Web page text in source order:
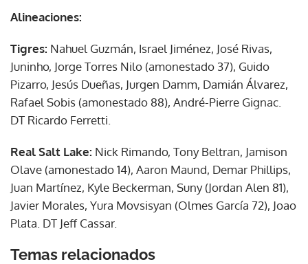
Alineaciones:
Tigres: Nahuel Guzmán, Israel Jiménez, José Rivas,
Juninho, Jorge Torres Nilo (amonestado 37), Guido
Pizarro, Jesús Dueñas, Jurgen Damm, Damián Álvarez,
Rafael Sobis (amonestado 88), André-Pierre Gignac.
DT Ricardo Ferretti.
Real Salt Lake: Nick Rimando, Tony Beltran, Jamison
Olave (amonestado 14), Aaron Maund, Demar Phillips,
Juan Martínez, Kyle Beckerman, Suny (Jordan Alen 81),
Javier Morales, Yura Movsisyan (Olmes García 72), Joao
Plata. DT Jeff Cassar.
Temas relacionados